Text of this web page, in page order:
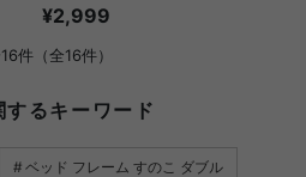
¥2,999
件（全16件）
るキーワード
ベッド フレーム すのこ ダブル